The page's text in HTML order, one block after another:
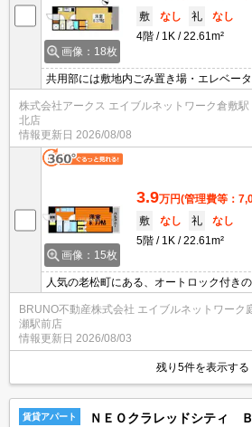
画像：18枚
敷
なし 礼
なし
4階
1K 22.61m²
共用部には敷地内ごみ置き場・エレベー
スが揃っているので便利です。室内設備
チン・ネット使用料不要など充実した設
納はシューズボックス・クロゼットなど
利用することも可能です。バスルームと
株式会社アークス エイブルネットワーク倉敷駅
北店
情報更新日 2026/08/08
画像：15枚
3.9万円(管理費等：
敷
なし 礼
なし
5階
1K 22.61m²
人気の老松町にある、オートロック付き
コンロ付き♪
BRUNO不動産株式会社 エイブルネットワーク
瀬駅前店
情報更新日 2026/08/03
残り5件を表示する
賃貸アパート ＮＥＯクラレッドシティ